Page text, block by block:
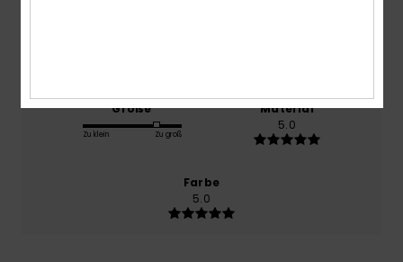
Größe
Zu klein Zu groß
Material
5.0
Farbe
5.0